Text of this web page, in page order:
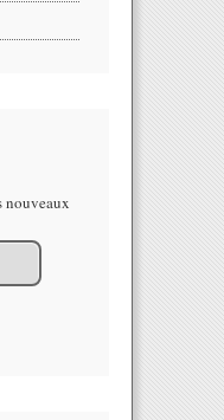
nouveaux